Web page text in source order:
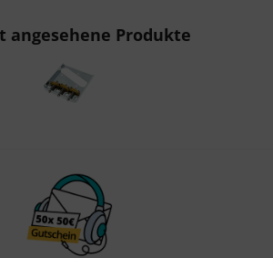
angesehene Produkte